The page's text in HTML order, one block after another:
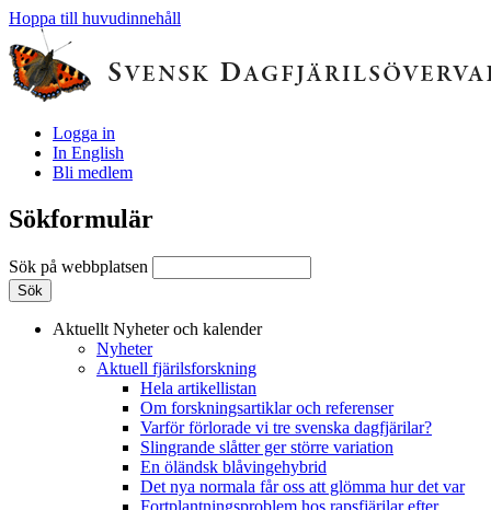
Hoppa till huvudinnehåll
Logga in
In English
Bli medlem
Sökformulär
Sök på webbplatsen
Aktuellt Nyheter och kalender
Nyheter
Aktuell fjärilsforskning
Hela artikellistan
Om forskningsartiklar och referenser
Varför förlorade vi tre svenska dagfjärilar?
Slingrande slåtter ger större variation
En öländsk blåvingehybrid
Det nya normala får oss att glömma hur det var
Fortplantningsproblem hos rapsfjärilar efter